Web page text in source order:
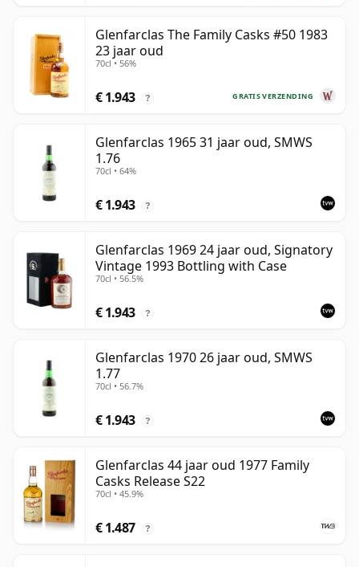
Glenfarclas The Family Casks #50 1983
23 jaar oud
70cl • 56%
GRATIS VERZENDING
€ 1.943 ?
Glenfarclas 1965 31 jaar oud, SMWS
1.76
70cl • 64%
€ 1.943 ?
Glenfarclas 1969 24 jaar oud, Signatory
Vintage 1993 Bottling with Case
70cl • 56.5%
€ 1.943 ?
Glenfarclas 1970 26 jaar oud, SMWS
1.77
70cl • 56.7%
€ 1.943 ?
Glenfarclas 44 jaar oud 1977 Family
Casks Release S22
70cl • 45.9%
€ 1.487 ?